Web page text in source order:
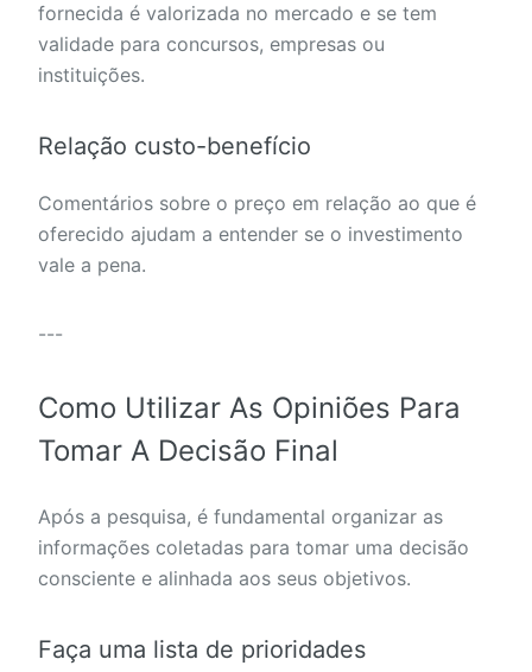
fornecida é valorizada no mercado e se tem
validade para concursos, empresas ou
instituições.
Relação custo-benefício
Comentários sobre o preço em relação ao que é
oferecido ajudam a entender se o investimento
vale a pena.
---
Como Utilizar As Opiniões Para
Tomar A Decisão Final
Após a pesquisa, é fundamental organizar as
informações coletadas para tomar uma decisão
consciente e alinhada aos seus objetivos.
Faça uma lista de prioridades